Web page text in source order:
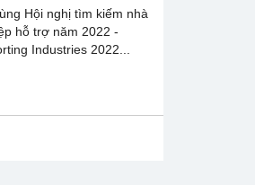
Hội nghị tìm kiếm nhà
hỗ trợ năm 2022 -
Industries 2022...